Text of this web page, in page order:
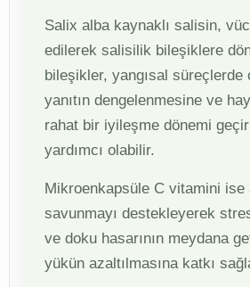
Salix alba kaynaklı salisin,
edilerek salisilik bileşiklere
bileşikler, yangısal
yanıtın dengelenmesine ve
rahat bir iyileşme dönemi
yardımcı olabilir.
Mikroenkapsüle C vitamini ise
savunmayı destekleyerek
ve doku hasarının meydana
yükün azaltılmasına katkı